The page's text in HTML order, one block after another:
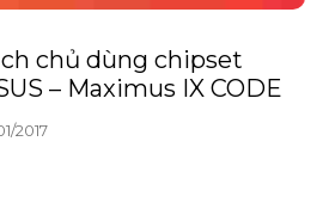
chủ dùng chipset
– Maximus IX CODE
2017